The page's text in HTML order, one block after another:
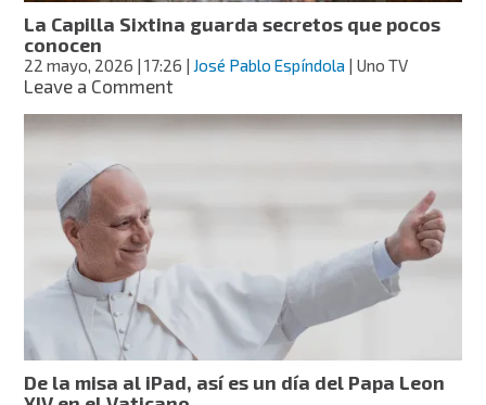
La Capilla Sixtina guarda secretos que pocos
conocen
22 mayo, 2026 | 17:26 José Pablo Espíndola | Uno TV
Leave a Commenton
Capilla
De la misa al iPad, así es un día del Papa Leon